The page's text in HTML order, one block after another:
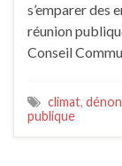
s’emparer des
réunion
Conseil
climat,
publique